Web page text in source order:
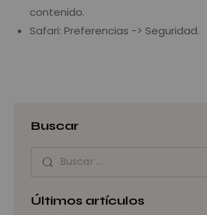
contenido.
Safari: Preferencias -> Seguridad.
Buscar
Últimos artículos